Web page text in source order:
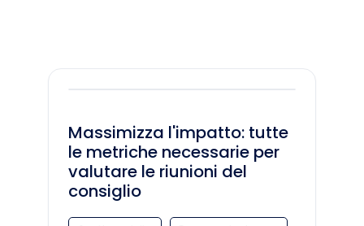
Massimizza l'impatto: tutte
le metriche necessarie per
valutare le riunioni del
consiglio